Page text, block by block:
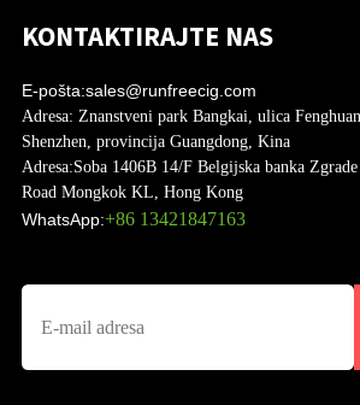
KONTAKTIRAJTE NAS
E-pošta:sales@runfreecig.com
Adresa: Znanstveni park Bangkai, ulica
Shenzhen, provincija Guangdong, Kina
Adresa:Soba 1406B 14/F Belgijska banka
Road Mongkok KL, Hong Kong
WhatsApp:+86 13421847163